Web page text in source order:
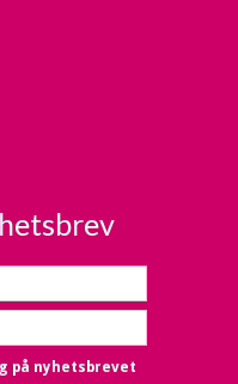
på nyhetsbrevet